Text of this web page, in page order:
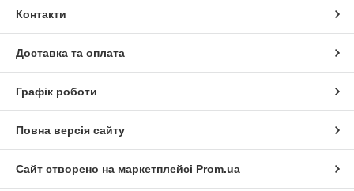
Контакти
Доставка та оплата
Графік роботи
Повна версія сайту
Сайт створено на маркетплейсі Prom.ua